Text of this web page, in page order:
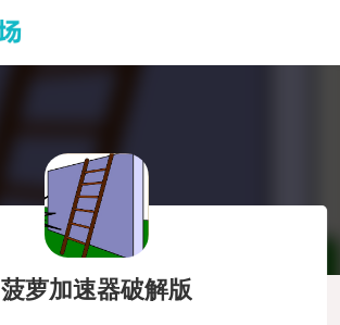
菠萝加速器破解版